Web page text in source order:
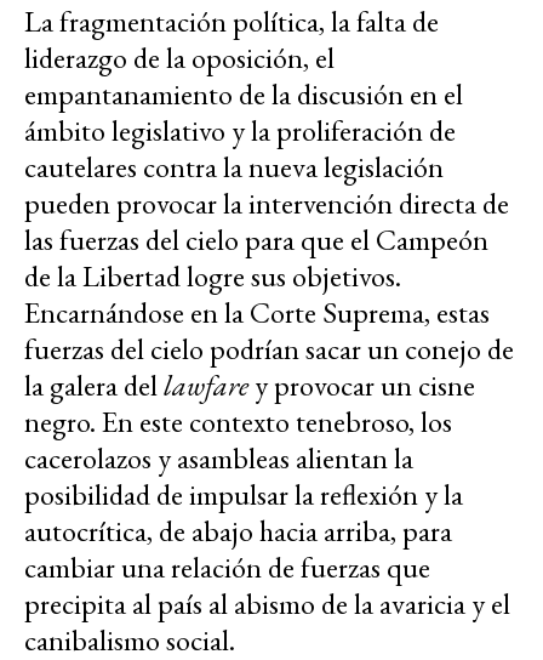
La fragmentación política, la falta de
liderazgo de la oposición, el
empantanamiento de la discusión en el
ámbito legislativo y la proliferación de
cautelares contra la nueva legislación
pueden provocar la intervención directa de
las fuerzas del cielo para que el Campeón
de la Libertad logre sus objetivos.
Encarnándose en la Corte Suprema, estas
fuerzas del cielo podrían sacar un conejo de
la galera dellawfarey provocar un cisne
negro. En este contexto tenebroso, los
cacerolazos y asambleas alientan la
posibilidad de impulsar la reflexión y la
autocrítica, de abajo hacia arriba, para
cambiar una relación de fuerzas que
precipita al país al abismo de la avaricia y el
canibalismo social.